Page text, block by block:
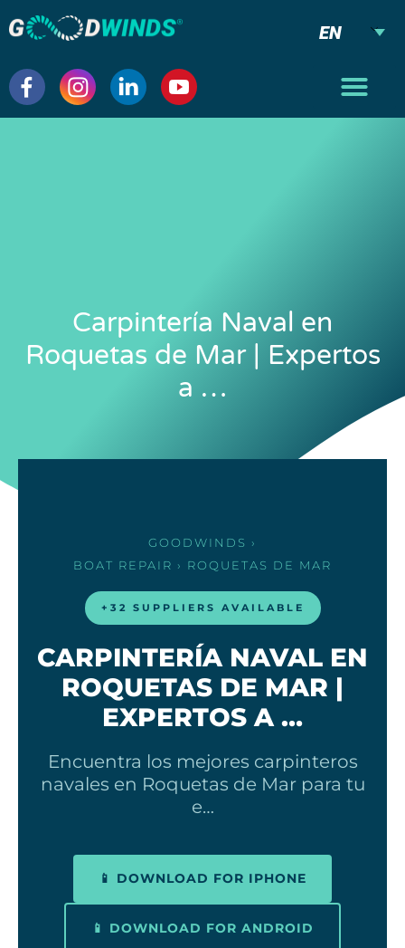
EN
Carpintería Naval en
Roquetas de Mar | Expertos
a …
GOODWINDS ›
BOAT REPAIR › ROQUETAS DE MAR
+32 SUPPLIERS AVAILABLE
CARPINTERÍA NAVAL EN
ROQUETAS DE MAR |
EXPERTOS A …
Encuentra los mejores carpinteros
navales en Roquetas de Mar para tu
e…
📱 DOWNLOAD FOR IPHONE
📱 DOWNLOAD FOR ANDROID